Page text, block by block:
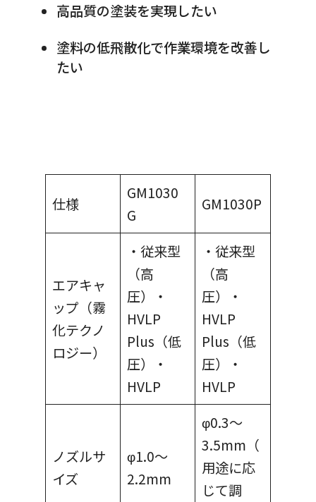
高品質の塗装を実現したい
塗料の低飛散化で作業環境を改善し
たい
仕様
GM1030
G
GM1030P
エアキャ
ップ（霧
化テクノ
ロジー）
・従来型
（高
圧）・
HVLP
Plus（低
圧）・
HVLP
・従来型
（高
圧）・
HVLP
Plus（低
圧）・
HVLP
ノズルサ
イズ
φ1.0～
2.2mm
φ0.3～
3.5mm（
用途に応
じて調